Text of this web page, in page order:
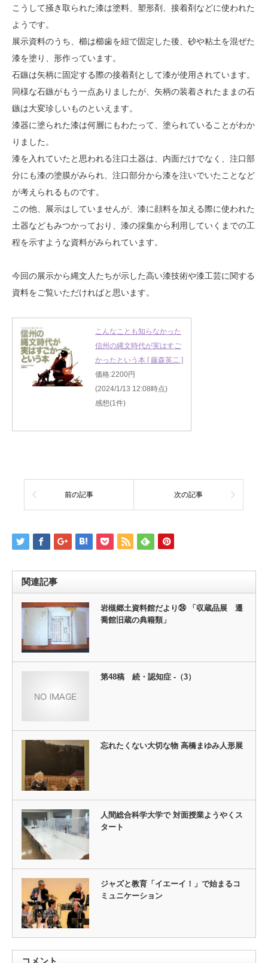
こうして掻き取られた漆は塗料、塑形剤、接着剤などに使われた
ようです。
展示資料のうち、櫛は櫛歯を紐で固定した後、砂や粘土を混ぜた
漆を塗り、形作っています。
石鏃は矢柄に固定する際の接着剤として漆が使用されています。
同様な石鏃がもう一点ありましたが、矢柄の装着されたままの石
鏃は大変珍しいものといえます。
漆器に塗られた漆は何層にもわたって、塗られていることがわか
りました。
漆を入れていたと思われる注口土器は、内面だけでなく、注口部
分にも漆の塗膜がみられ、注口部分から漆を注いでいたことなど
が考えられるものです。
この他、展示はしていませんが、漆に顔料を加える際に使われた
土器などもみつかっており、漆の採集から利用していくまでの工
程を示すような資料がみられています。
今回の展示から縄文人たちが示した高い漆技術や漆工芸に関する
資料をご覧いただければと思います。
こんなことも知らなかった
信州の縄文時代が実はすご
かったという本 [ 藤森英二 ]
価格:2200円
(2024/1/13 12:08時点)
感想(1件)
前の記事 次の記事
関連記事
岩槻郷土資料館だより㉔ 「収蔵品展 遷
喬館旧蔵の典籍類」
第48稿 続・認知症 -（3）
忘れたくない大切な物 高橋まゆみ人形展
人間総合科学大学で 対面授業ようやくス
タート
ジャズと教育「イエーイ！」で始まるコ
ミュニケーション
コメント